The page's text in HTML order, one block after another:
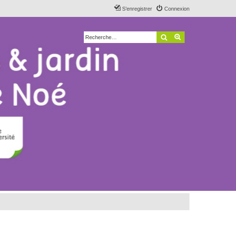
Connexion
S’enregistrer
Rechercher